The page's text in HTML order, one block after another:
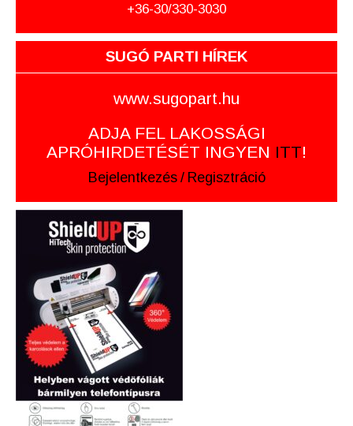
+36-30/330-3030
SUGÓ PARTI HÍREK
www.sugopart.hu
ADJA FEL LAKOSSÁGI
APRÓHIRDETÉSÉT INGYEN ITT!
Bejelentkezés / Regisztráció